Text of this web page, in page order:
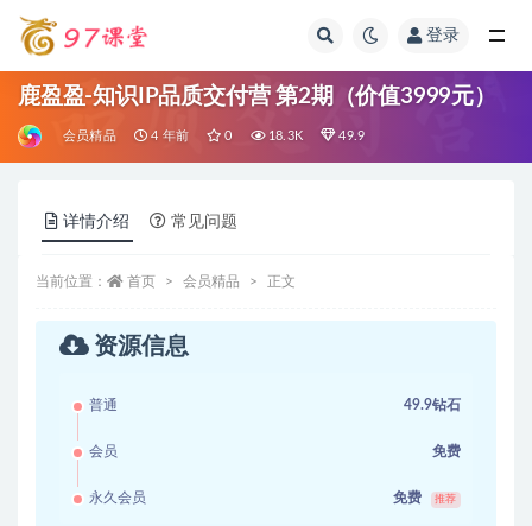
登录
鹿盈盈-知识IP品质交付营 第2期（价值3999元）
会员精品 4 年前 0 18.3K 49.9
详情介绍 常见问题
当前位置： 首页 会员精品 正文
资源信息
普通 49.9钻石
会员 免费
永久会员 免费 推荐